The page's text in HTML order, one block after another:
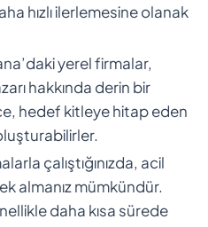
hızlı ilerlemesine olanak
yerel firmalar,
hakkında derin bir
hedef kitleye hitap eden
çalıştığınızda, acil
almanız mümkündür.
daha kısa sürede